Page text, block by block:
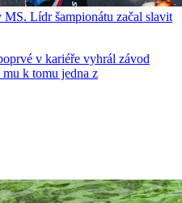
Lídr šampionátu začal slavit
v kariéře vyhrál závod
k tomu jedna z